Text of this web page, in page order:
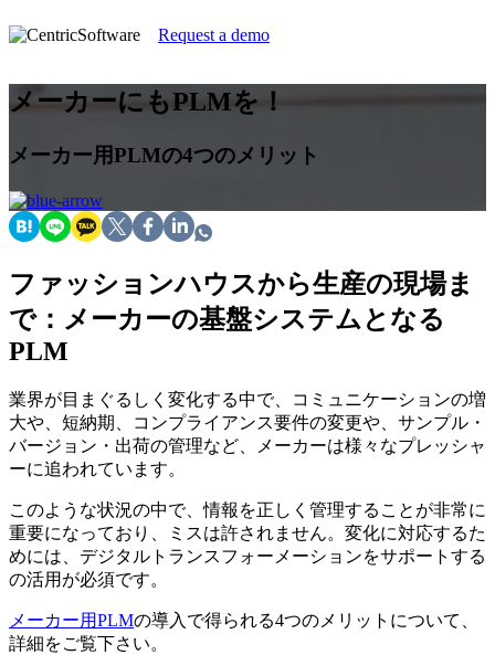
Request a demo
メーカーにもPLMを！
メーカー用PLMの4つのメリット
ファッションハウスから生産の現場ま
で：メーカーの基盤システムとなる
PLM
業界が目まぐるしく変化する中で、コミュニケーションの増
大や、短納期、コンプライアンス要件の変更や、サンプル・
バージョン・出荷の管理など、メーカーは様々なプレッシャ
ーに追われています。
このような状況の中で、情報を正しく管理することが非常に
重要になっており、ミスは許されません。変化に対応するた
めには、デジタルトランスフォーメーションをサポートする
の活用が必須です。
メーカー用PLMの導入で得られる4つのメリットについて、
詳細をご覧下さい。